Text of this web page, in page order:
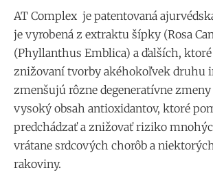
AT Complex je patentovaná
je vyrobená z extraktu šípky (Rosa
(Phyllanthus Emblica) a ďalších,
znižovaní tvorby akéhokoľvek druhu
zmenšujú rôzne degeneratívne
vysoký obsah antioxidantov, ktoré
predchádzať a znižovať riziko
vrátane srdcových chorôb a
rakoviny.